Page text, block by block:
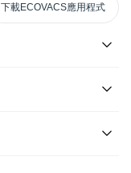
下載ECOVACS應用程式